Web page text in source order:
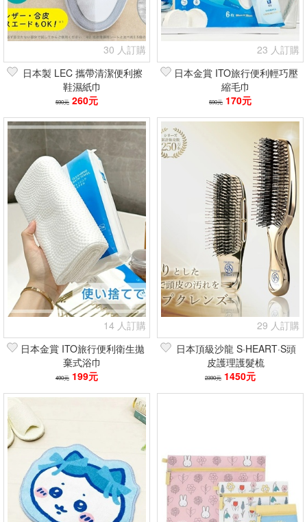
30 人訂購
日本製 LEC 攜帶清潔便利擦
鞋濕紙巾
590元 260元
23 人訂購
日本金賞 ITO旅行便利輕巧壓
縮毛巾
590元 170元
14 人訂購
日本金賞 ITO旅行便利衛生拋
棄式浴巾
490元 199元
29 人訂購
日本頂級沙龍 S·HEART·S頭
皮護理護髮梳
2390元 1450元